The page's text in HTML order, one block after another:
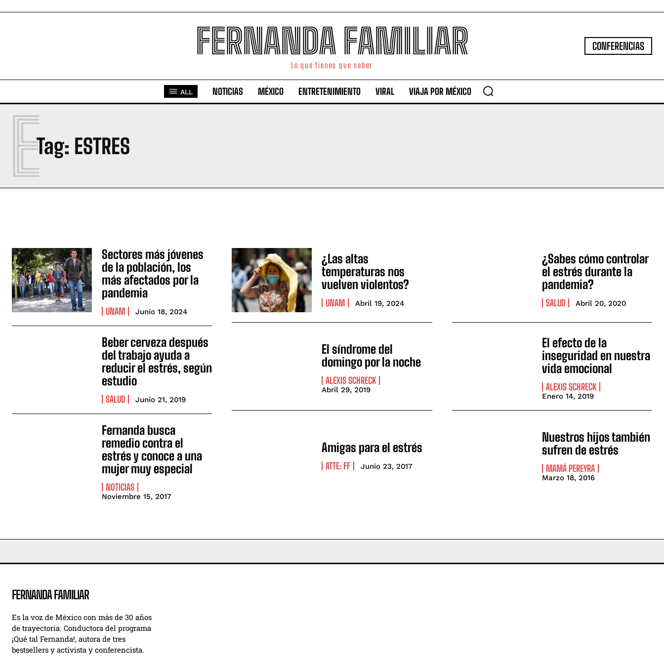
FERNANDA FAMILIAR
Lo que tienes que saber
CONFERENCIAS
ALL NOTICIAS MÉXICO ENTRETENIMIENTO VIRAL VIAJA POR MÉXICO
Tag: ESTRES
E
Sectores más jóvenes
de la población, los
más afectados por la
pandemia
UNAM Junio 18, 2024
¿Las altas
temperaturas nos
vuelven violentos?
UNAM Abril 19, 2024
¿Sabes cómo controlar
el estrés durante la
pandemia?
SALUD Abril 20, 2020
Beber cerveza después
del trabajo ayuda a
reducir el estrés, según
estudio
SALUD Junio 21, 2019
El síndrome del
domingo por la noche
ALEXIS SCHRECK
Abril 29, 2019
El efecto de la
inseguridad en nuestra
vida emocional
ALEXIS SCHRECK
Enero 14, 2019
Fernanda busca
remedio contra el
estrés y conoce a una
mujer muy especial
NOTICIAS
Noviembre 15, 2017
Amigas para el estrés
ATTE: FF Junio 23, 2017
Nuestros hijos también
sufren de estrés
MAMÁ PEREYRA
Marzo 18, 2016
FERNANDA FAMILIAR
Es la voz de México con más de 30 años
de trayectoria. Conductora del programa
¡Qué tal Fernanda!, autora de tres
bestsellers y activista y conferencista.